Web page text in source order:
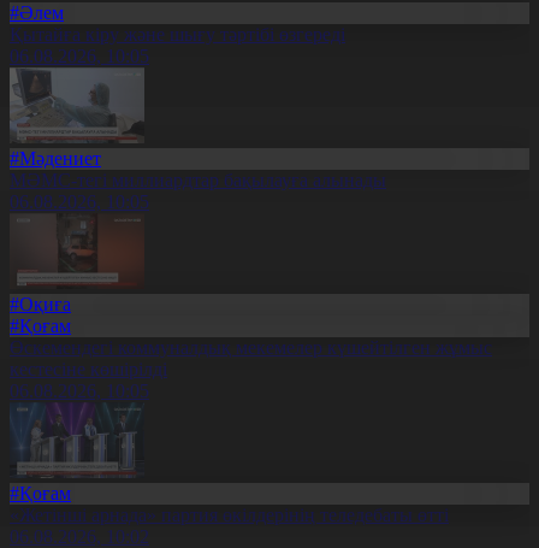
#Әлем
Қытайға кіру және шығу тәртібі өзгереді
06.08.2026, 10:05
#Мәдениет
МӘМС-тегі миллиардтар бақылауға алынады
06.08.2026, 10:05
#Оқиға
#Қоғам
Өскемендегі коммуналдық мекемелер күшейтілген жұмыс
кестесіне көшірілді
06.08.2026, 10:05
#Қоғам
«Жетінші арнада» партия өкілдерінің теледебаты өтті
06.08.2026, 10:02